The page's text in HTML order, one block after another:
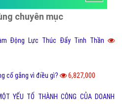
chuyên mục
Động Lực Thúc Đẩy Tinh Thần
cố gắng vì điều gì? 6,827,000
YẾU TỐ THÀNH CÔNG CỦA DOANH